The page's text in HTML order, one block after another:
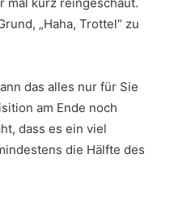
mal kurz reingeschaut.
„Haha, Trottel“ zu
das alles nur für Sie
am Ende noch
dass es ein viel
die Hälfte des